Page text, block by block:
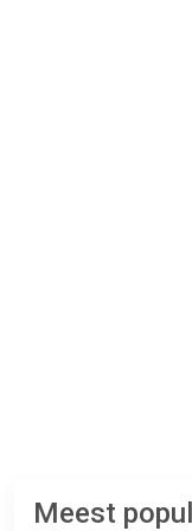
Meest